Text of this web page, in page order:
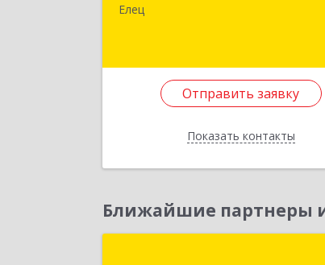
Елец
Отправить заявку
Показать контакты
Отправить заявку
Назад
Ближайшие партнеры